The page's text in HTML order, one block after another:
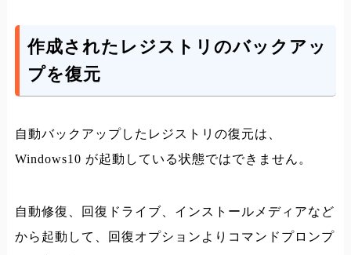
作成されたレジストリのバックアッ
プを復元
自動バックアップしたレジストリの復元は、
Windows10 が起動している状態ではできません。
自動修復、回復ドライブ、インストールメディアなど
から起動して、回復オプションよりコマンドプロンプ